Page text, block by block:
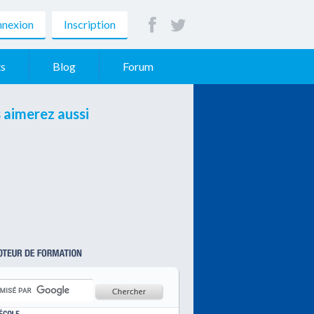
Inscription
Blog Forum
aimerez aussi